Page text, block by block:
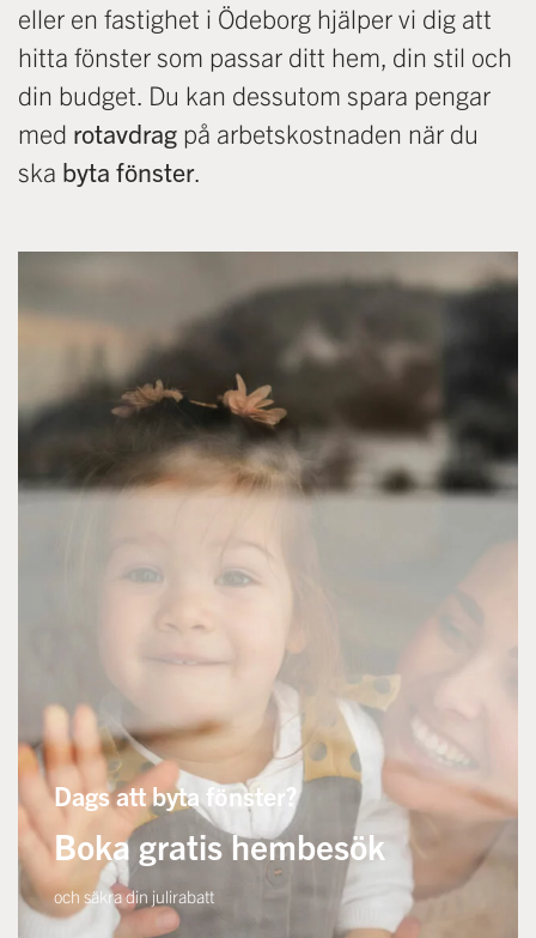
eller en fastighet i Ödeborg hjälper vi dig att
hitta fönster som passar ditt hem, din stil och
din budget. Du kan dessutom spara pengar
med rotavdrag på arbetskostnaden när du
ska byta fönster.
Dags att byta fönster?
Boka gratis hembesök
och säkra din julirabatt